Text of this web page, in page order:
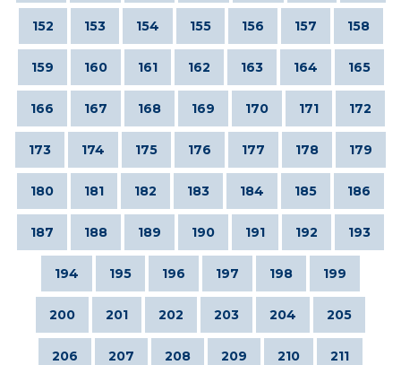
152 153 154 155 156 157 158
159 160 161 162 163 164 165
166 167 168 169 170 171 172
173 174 175 176 177 178 179
180 181 182 183 184 185 186
187 188 189 190 191 192 193
194 195 196 197 198 199
200 201 202 203 204 205
206 207 208 209 210 211